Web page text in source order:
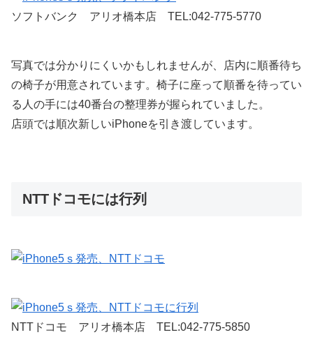
ソフトバンク アリオ橋本店 TEL:042-775-5770
写真では分かりにくいかもしれませんが、店内に順番待ち
の椅子が用意されています。椅子に座って順番を待ってい
る人の手には40番台の整理券が握られていました。
店頭では順次新しいiPhoneを引き渡しています。
NTTドコモには行列
NTTドコモ アリオ橋本店 TEL:042-775-5850